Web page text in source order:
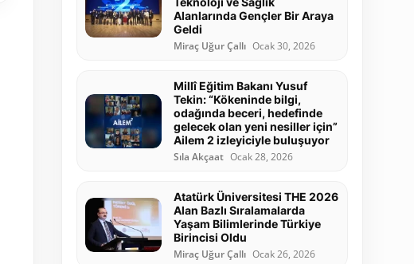
Alanlarında Gençler Bir Araya
Geldi
Miraç Uğur Çallı Ocak 30, 2026
Millî Eğitim Bakanı Yusuf
Tekin: “Kökeninde bilgi,
odağında beceri, hedefinde
gelecek olan yeni nesiller için”
Ailem 2 izleyiciyle buluşuyor
Sıla Akçaat Ocak 28, 2026
Atatürk Üniversitesi THE 2026
Alan Bazlı Sıralamalarda
Yaşam Bilimlerinde Türkiye
Birincisi Oldu
Miraç Uğur Çallı Ocak 26, 2026